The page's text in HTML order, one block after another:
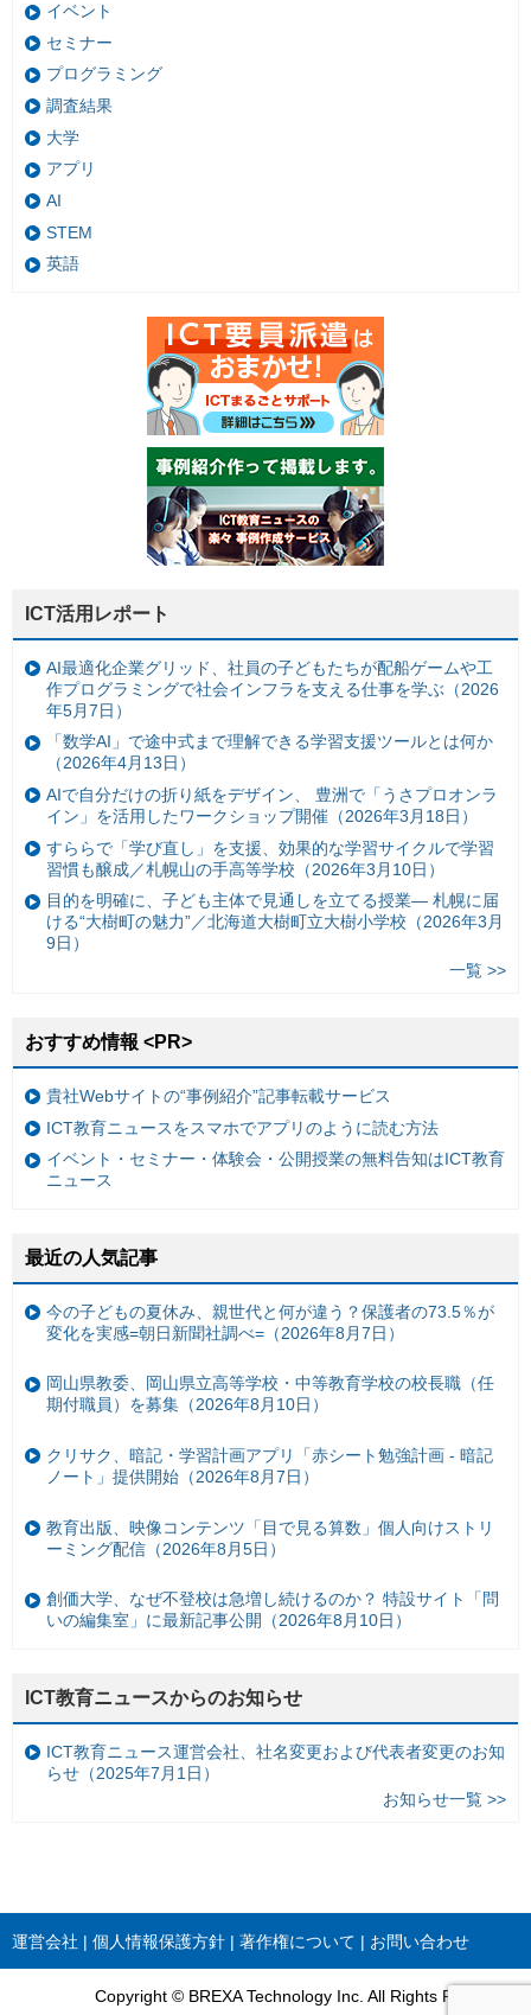
イベント
セミナー
プログラミング
調査結果
大学
アプリ
AI
STEM
英語
ICT活用レポート
AI最適化企業グリッド、社員の子どもたちが配船ゲームや工
作プログラミングで社会インフラを支える仕事を学ぶ（2026
年5月7日）
「数学AI」で途中式まで理解できる学習支援ツールとは何か
（2026年4月13日）
AIで自分だけの折り紙をデザイン、 豊洲で「うさプロオンラ
イン」を活用したワークショップ開催（2026年3月18日）
すららで「学び直し」を支援、効果的な学習サイクルで学習
習慣も醸成／札幌山の手高等学校（2026年3月10日）
目的を明確に、子ども主体で見通しを立てる授業— 札幌に届
ける“大樹町の魅力”／北海道大樹町立大樹小学校（2026年3月
9日）
一覧 >>
おすすめ情報 <PR>
貴社Webサイトの“事例紹介”記事転載サービス
ICT教育ニュースをスマホでアプリのように読む方法
イベント・セミナー・体験会・公開授業の無料告知はICT教育
ニュース
最近の人気記事
今の子どもの夏休み、親世代と何が違う？保護者の73.5％が
変化を実感=朝日新聞社調べ=（2026年8月7日）
岡山県教委、岡山県立高等学校・中等教育学校の校長職（任
期付職員）を募集（2026年8月10日）
クリサク、暗記・学習計画アプリ「赤シート勉強計画 - 暗記
ノート」提供開始（2026年8月7日）
教育出版、映像コンテンツ「目で見る算数」個人向けストリ
ーミング配信（2026年8月5日）
創価大学、なぜ不登校は急増し続けるのか？ 特設サイト「問
いの編集室」に最新記事公開（2026年8月10日）
ICT教育ニュースからのお知らせ
ICT教育ニュース運営会社、社名変更および代表者変更のお知
らせ（2025年7月1日）
お知らせ一覧 >>
運営会社 個人情報保護方針 著作権について お問い合わせ
Copyright © BREXA Technology Inc. All Rights Reserved.